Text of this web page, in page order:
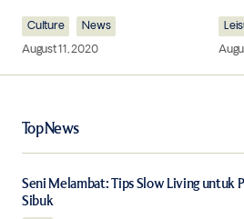
Your Name
Your E-mail*
Culture
News
August 11, 2020
Top News
Seni Melambat: Tips Slow Living untuk
Sibuk